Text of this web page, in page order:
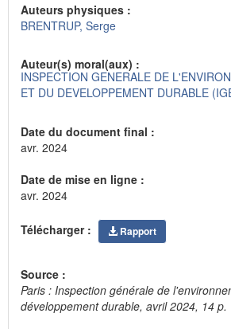
Auteurs physiques :
BRENTRUP, Serge
Auteur(s) moral(aux) :
INSPECTION GENERALE DE
ET DU DEVELOPPEMENT DURABLE
Date du document final :
avr. 2024
Date de mise en ligne :
avr. 2024
Télécharger : Rapport
Source :
Paris : Inspection générale de
développement durable, avril 2024, 14 p.